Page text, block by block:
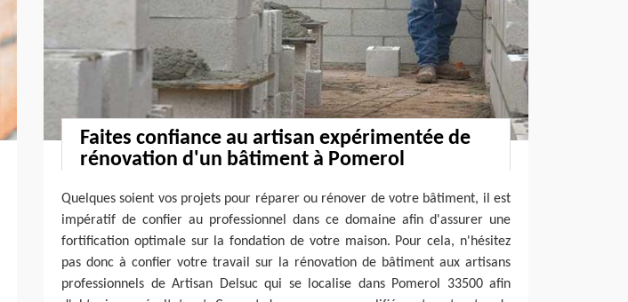
Faites confiance au artisan expérimentée de
rénovation d'un bâtiment à Pomerol
Quelques soient vos projets pour réparer ou rénover de votre bâtiment, il est
impératif de confier au professionnel dans ce domaine afin d'assurer une
fortification optimale sur la fondation de votre maison. Pour cela, n'hésitez
pas donc à confier votre travail sur la rénovation de bâtiment aux artisans
professionnels de Artisan Delsuc qui se localise dans Pomerol 33500 afin